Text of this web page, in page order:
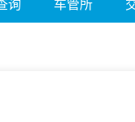
询 车管所